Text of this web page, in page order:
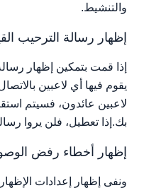
والتنشيط.
إظهار رسالة الترحيب
إذا قمت بتمكين إظهار
يقوم فيها أي لاعبين
لاعبين عائدون، فسيتم
بك.إذا تعطيل، فلن يروا
إظهار أخطاء رفض
ونفى إظهار إعدادات